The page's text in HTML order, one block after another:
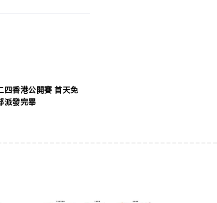
四香港公開賽 首天免
派發完畢